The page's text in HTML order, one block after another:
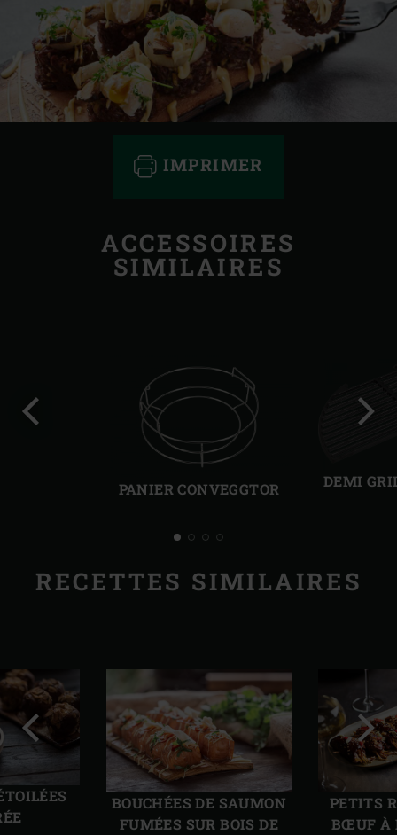
IMPRIMER
ACCESSOIRES
SIMILAIRES
PANIER CONVEGGTOR DEMI
RECETTES SIMILAIRES
BOUCHÉES DE SAUMON
FUMÉES SUR BOIS DE
PETITS
BŒUF À
Diapo
précédente